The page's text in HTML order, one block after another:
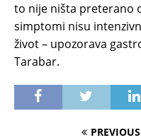
to nije ništa preterano
simptomi nisu
život – upozorava
Tarabar.
PREVIOUS